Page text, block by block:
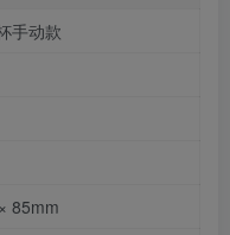
手动款
85mm